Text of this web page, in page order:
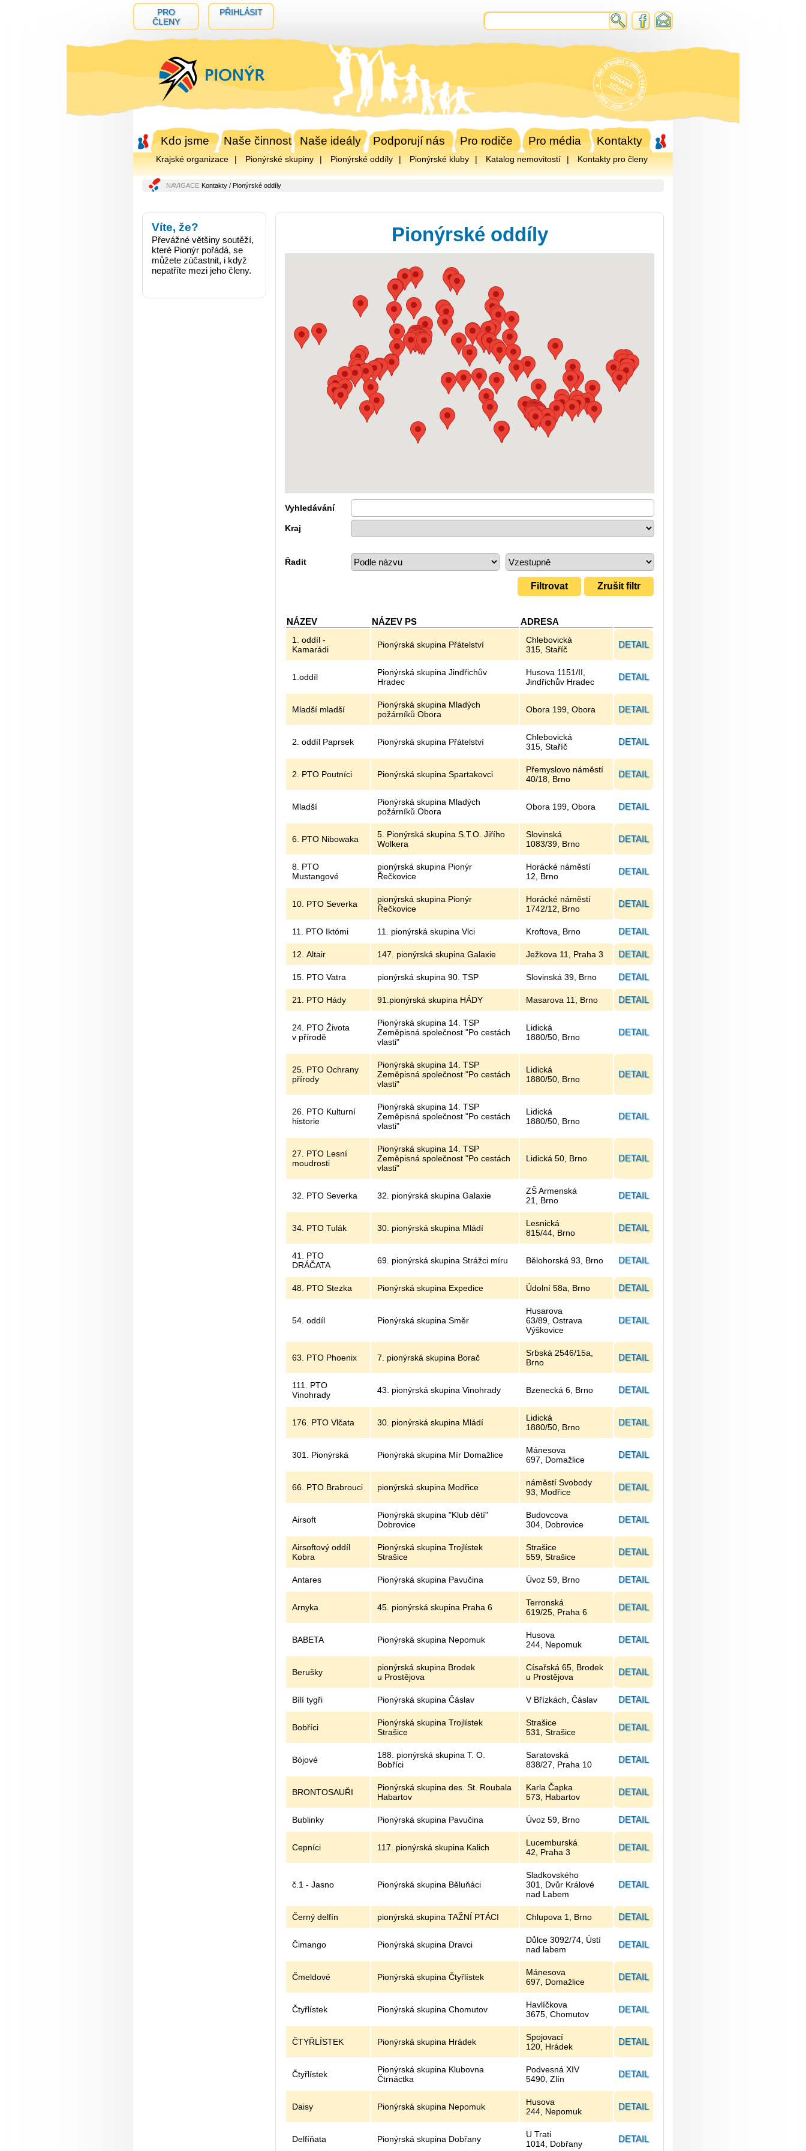
PRO
ČLENY
PŘIHLÁSIT
Kdo jsme Naše činnost Naše ideály Podporují nás Pro rodiče Pro média Kontakty
Krajské organizace Pionýrské skupiny Pionýrské oddíly Pionýrské kluby Katalog nemovitostí Kontakty pro členy
NAVIGACE Kontakty / Pionýrské oddíly
Víte, že?
Převážné většiny soutěží,
které Pionýr pořádá, se
můžete zúčastnit, i když
nepatříte mezi jeho členy.
Pionýrské oddíly
Vyhledávání
Kraj
Řadit
NÁZEV NÁZEV PS ADRESA
1. oddíl -
Kamarádi
Pionýrská skupina Přátelství
Chlebovická
315, Staříč
DETAIL
1.oddíl
Pionýrská skupina Jindřichův
Hradec
Husova 1151/II,
Jindřichův Hradec
DETAIL
Mladší mladší
Pionýrská skupina Mladých
požárníků Obora
Obora 199, Obora DETAIL
2. oddíl Paprsek Pionýrská skupina Přátelství
Chlebovická
315, Staříč
DETAIL
2. PTO Poutníci Pionýrská skupina Spartakovci
Přemyslovo náměstí
40/18, Brno
DETAIL
Mladší
Pionýrská skupina Mladých
požárníků Obora
Obora 199, Obora DETAIL
6. PTO Nibowaka
5. Pionýrská skupina S.T.O. Jiřího
Wolkera
Slovinská
1083/39, Brno
DETAIL
8. PTO
Mustangové
pionýrská skupina Pionýr
Řečkovice
Horácké náměstí
12, Brno
DETAIL
10. PTO Severka
pionýrská skupina Pionýr
Řečkovice
Horácké náměstí
1742/12, Brno
DETAIL
11. PTO Iktómi 11. pionýrská skupina Vlci Kroftova, Brno DETAIL
12. Altair 147. pionýrská skupina Galaxie Ježkova 11, Praha 3 DETAIL
15. PTO Vatra pionýrská skupina 90. TSP Slovinská 39, Brno DETAIL
21. PTO Hády 91.pionýrská skupina HÁDY Masarova 11, Brno DETAIL
24. PTO Života
v přírodě
Pionýrská skupina 14. TSP
Zeměpisná společnost "Po cestách
vlasti"
Lidická
1880/50, Brno
DETAIL
25. PTO Ochrany
přírody
Pionýrská skupina 14. TSP
Zeměpisná společnost "Po cestách
vlasti"
Lidická
1880/50, Brno
DETAIL
26. PTO Kulturní
historie
Pionýrská skupina 14. TSP
Zeměpisná společnost "Po cestách
vlasti"
Lidická
1880/50, Brno
DETAIL
27. PTO Lesní
moudrosti
Pionýrská skupina 14. TSP
Zeměpisná společnost "Po cestách
vlasti"
Lidická 50, Brno DETAIL
32. PTO Severka 32. pionýrská skupina Galaxie
ZŠ Armenská
21, Brno
DETAIL
34. PTO Tulák 30. pionýrská skupina Mládí
Lesnická
815/44, Brno
DETAIL
41. PTO
DRÁČATA
69. pionýrská skupina Strážci míru Bělohorská 93, Brno DETAIL
48. PTO Stezka Pionýrská skupina Expedice Údolní 58a, Brno DETAIL
54. oddíl Pionýrská skupina Směr
Husarova
63/89, Ostrava
Výškovice
DETAIL
63. PTO Phoenix 7. pionýrská skupina Borač
Srbská 2546/15a,
Brno
DETAIL
111. PTO
Vinohrady
43. pionýrská skupina Vinohrady Bzenecká 6, Brno DETAIL
176. PTO Vlčata 30. pionýrská skupina Mládí
Lidická
1880/50, Brno
DETAIL
301. Pionýrská Pionýrská skupina Mír Domažlice
Mánesova
697, Domažlice
DETAIL
66. PTO Brabrouci pionýrská skupina Modřice
náměstí Svobody
93, Modřice
DETAIL
Airsoft
Pionýrská skupina "Klub dětí"
Dobrovice
Budovcova
304, Dobrovice
DETAIL
Airsoftový oddíl
Kobra
Pionýrská skupina Trojlístek
Strašice
Strašice
559, Strašice
DETAIL
Antares Pionýrská skupina Pavučina Úvoz 59, Brno DETAIL
Arnyka 45. pionýrská skupina Praha 6
Terronská
619/25, Praha 6
DETAIL
BABETA Pionýrská skupina Nepomuk
Husova
244, Nepomuk
DETAIL
Berušky
pionýrská skupina Brodek
u Prostějova
Císařská 65, Brodek
u Prostějova
DETAIL
Bílí tygři Pionýrská skupina Čáslav V Břízkách, Čáslav DETAIL
Bobříci
Pionýrská skupina Trojlístek
Strašice
Strašice
531, Strašice
DETAIL
Bójové
188. pionýrská skupina T. O.
Bobříci
Saratovská
838/27, Praha 10
DETAIL
BRONTOSAUŘI
Pionýrská skupina des. St. Roubala
Habartov
Karla Čapka
573, Habartov
DETAIL
Bublinky Pionýrská skupina Pavučina Úvoz 59, Brno DETAIL
Cepníci 117. pionýrská skupina Kalich
Lucemburská
42, Praha 3
DETAIL
č.1 - Jasno Pionýrská skupina Běluňáci
Sladkovského
301, Dvůr Králové
nad Labem
DETAIL
Černý delfín pionýrská skupina TAŽNÍ PTÁCI Chlupova 1, Brno DETAIL
Čimango Pionýrská skupina Dravci
Důlce 3092/74, Ústí
nad labem
DETAIL
Čmeldové Pionýrská skupina Čtyřlístek
Mánesova
697, Domažlice
DETAIL
Čtyřlístek Pionýrská skupina Chomutov
Havlíčkova
3675, Chomutov
DETAIL
ČTYŘLÍSTEK Pionýrská skupina Hrádek
Spojovací
120, Hrádek
DETAIL
Čtyřlístek
Pionýrská skupina Klubovna
Čtrnáctka
Podvesná XIV
5490, Zlín
DETAIL
Daisy Pionýrská skupina Nepomuk
Husova
244, Nepomuk
DETAIL
Delfíňata Pionýrská skupina Dobřany
U Trati
1014, Dobřany
DETAIL